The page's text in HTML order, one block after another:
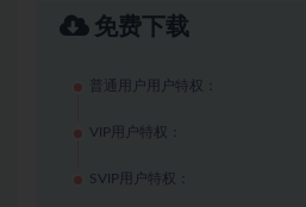
免费下载
普通用户用户特权：
VIP用户特权：
SVIP用户特权：